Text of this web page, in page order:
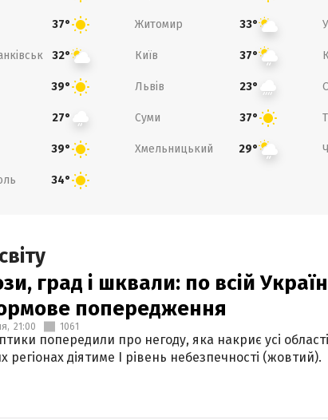
37° Житомир 33°
32° Київ 37°
39° Львів 23°
27° Суми 37°
39° Хмельницький 29°
34°
град і шквали: по всій
попередження
21:00 1061
попередили про негоду, яка накриє усі
регіонах діятиме І рівень небезпечності (жовтий).